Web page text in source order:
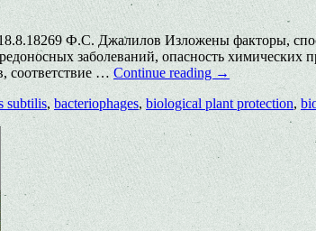
Ф.С. Джалилов Изложены факторы,
заболеваний, опасность
соответствие …Continue reading →
subtilis, bacteriophages, biological plant protection,